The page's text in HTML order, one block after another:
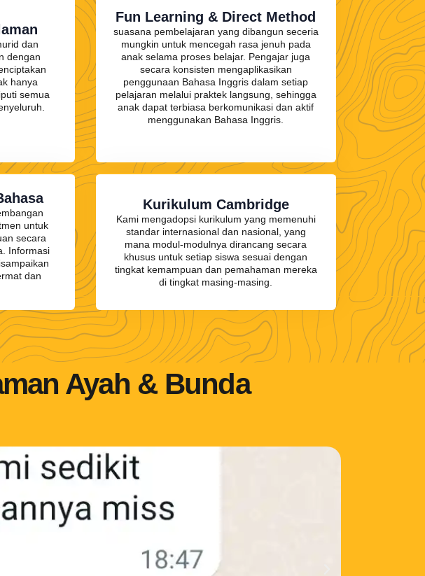
dan
dengan
hanya
semua
Fun Learning & Direct Method
suasana pembelajaran yang dibangun seceria
mungkin untuk mencegah rasa jenuh pada
anak selama proses belajar. Pengajar juga
secara konsisten mengaplikasikan
penggunaan Bahasa Inggris dalam setiap
pelajaran melalui praktek langsung, sehingga
anak dapat terbiasa berkomunikasi dan aktif
menggunakan Bahasa Inggris.
untuk
secara
Informasi
dan
Kurikulum Cambridge
Kami mengadopsi kurikulum yang memenuhi
standar internasional dan nasional, yang
mana modul-modulnya dirancang secara
khusus untuk setiap siswa sesuai dengan
tingkat kemampuan dan pemahaman mereka
di tingkat masing-masing.
Ayah & Bunda